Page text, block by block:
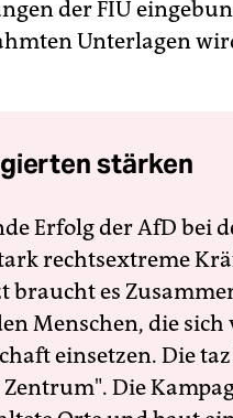
der FIU
Unterlagen
stärken
Erfolg der AfD bei
rechtsextreme
braucht es
Menschen, die
einsetzen. Die
Die